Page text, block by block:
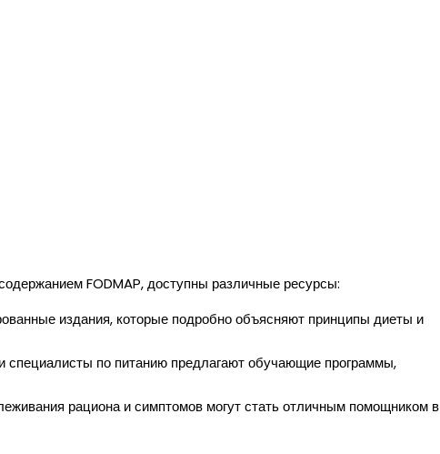
FODMAP, доступны различные ресурсы:
издания, которые подробно объясняют принципы диеты и
специалисты по питанию предлагают обучающие программы,
рациона и симптомов могут стать отличным помощником в